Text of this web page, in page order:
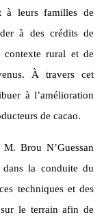
à leurs familles de
à des crédits de
contexte rural et de
À travers cet
à l’amélioration
de cacao.
Brou N’Guessan
dans la conduite du
techniques et des
le terrain afin de